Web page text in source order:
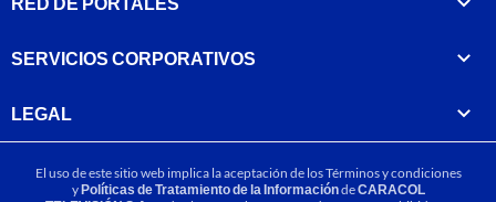
SERVICIOS CORPORATIVOS
LEGAL
El uso de este sitio web implica la aceptación de losTérminos y condiciones
yPolíticas de Tratamiento de la InformacióndeCARACOL